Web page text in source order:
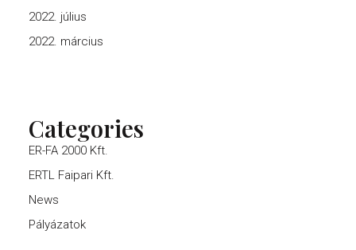
2022. július
2022. március
Categories
ER-FA 2000 Kft.
ERTL Faipari Kft.
News
Pályázatok